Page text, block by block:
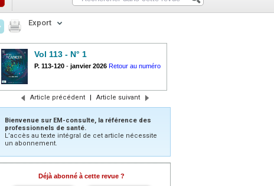
Export
Vol 113 - N° 1
P. 113-120 - janvier 2026 Retour au numéro
Article précédent | Article suivant
Bienvenue sur EM-consulte, la référence des
professionnels de santé.
L’accès au texte intégral de cet article nécessite
un abonnement.
Déjà abonné à cette revue ?